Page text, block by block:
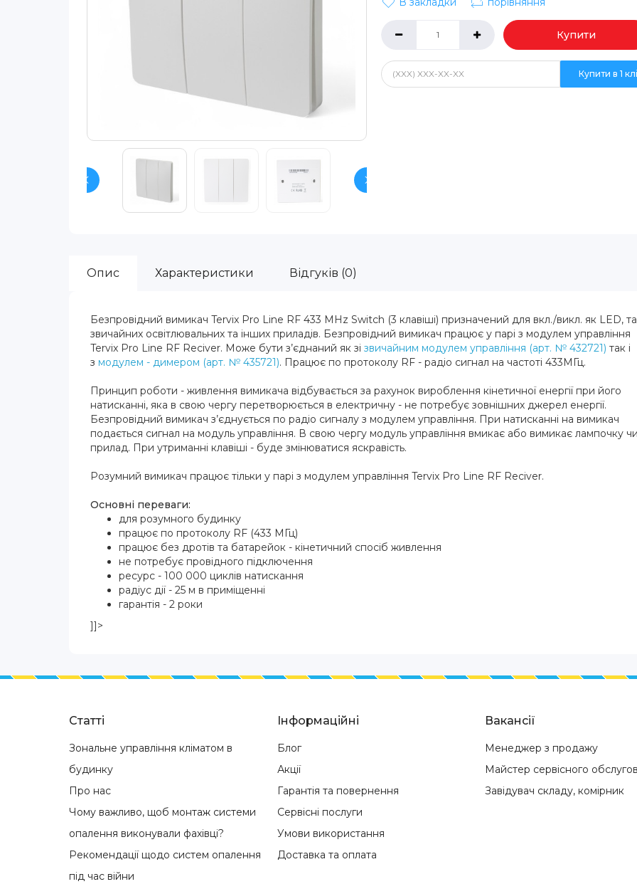
Купити
Купити в 1
Опис Характеристики Відгуків (0)
Безпровідний вимикач Tervix Pro Line RF 433 MHz Switch (3 клавіші) призначений для вкл./викл. як LED,
звичайних освітлювальних та інших приладів. Безпровідний вимикач працює у парі з модулем управління
Tervix Pro Line RF Reciver. Може бути з’єднаний як зі звичайним модулем управління (арт. № 432721) так і
з модулем - димером (арт. № 435721). Працює по протоколу RF - радіо сигнал на частоті 433МГц.
Принцип роботи - живлення вимикача відбувається за рахунок вироблення кінетичної енергії при його
натисканні, яка в свою чергу перетворюється в електричну - не потребує зовнішних джерел енергії.
Безпровідний вимикач з’єднується по радіо сигналу з модулем управління. При натисканні на вимикач
подається сигнал на модуль управління. В свою чергу модуль управління вмикає або вимикає лампочку чи
прилад. При утриманні клавіші - буде змінюватися яскравість.
Розумний вимикач працює тільки у парі з модулем управління Tervix Pro Line RF Reciver.
Основні переваги:
для розумного будинку
працює по протоколу RF (433 МГц)
працює без дротів та батарейок - кінетичний спосіб живлення
не потребує провідного підключення
ресурс - 100 000 циклів натискання
радіус дії - 25 м в приміщенні
гарантія - 2 роки
]]>
Статті
Зональне управління кліматом в
будинку
Про нас
Чому важливо, щоб монтаж системи
опалення виконували фахівці?
Рекомендації щодо систем опалення
під час війни
Інформаційні
Блог
Акції
Гарантія та повернення
Сервісні послуги
Умови використання
Доставка та оплата
Вакансії
Менеджер з продажу
Майстер сервісного
Завідувач складу, комірник